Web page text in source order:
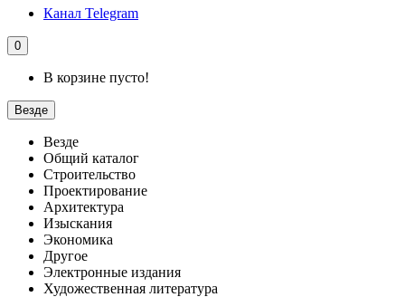
Канал Telegram
0
В корзине пусто!
Везде
Везде
Общий каталог
Строительство
Проектирование
Архитектура
Изыскания
Экономика
Другое
Электронные издания
Художественная литература